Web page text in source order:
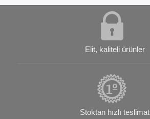
Elit, kaliteli ürünler
Stoktan hızlı teslimat